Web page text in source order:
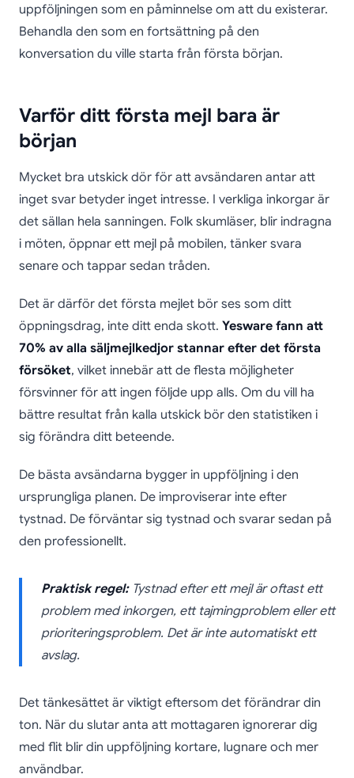
uppföljningen som en påminnelse om att du existerar.
Behandla den som en fortsättning på den
konversation du ville starta från första början.
Varför ditt första mejl bara är
början
Mycket bra utskick dör för att avsändaren antar att
inget svar betyder inget intresse. I verkliga inkorgar är
det sällan hela sanningen. Folk skumläser, blir indragna
i möten, öppnar ett mejl på mobilen, tänker svara
senare och tappar sedan tråden.
Det är därför det första mejlet bör ses som ditt
öppningsdrag, inte ditt enda skott. Yesware fann att
70% av alla säljmejlkedjor stannar efter det första
försöket, vilket innebär att de flesta möjligheter
försvinner för att ingen följde upp alls. Om du vill ha
bättre resultat från kalla utskick bör den statistiken i
sig förändra ditt beteende.
De bästa avsändarna bygger in uppföljning i den
ursprungliga planen. De improviserar inte efter
tystnad. De förväntar sig tystnad och svarar sedan på
den professionellt.
Praktisk regel:Tystnad efter ett mejl är oftast ett
problem med inkorgen, ett tajmingproblem eller ett
prioriteringsproblem. Det är inte automatiskt ett
avslag.
Det tänkesättet är viktigt eftersom det förändrar din
ton. När du slutar anta att mottagaren ignorerar dig
med flit blir din uppföljning kortare, lugnare och mer
användbar.